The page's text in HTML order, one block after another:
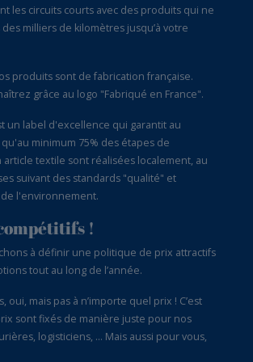
les circuits courts avec des produits qui ne
milliers de kilomètres jusqu’à votre
produits sont de fabrication française.
grâce au logo "Fabriqué en France".
un label d'excellence qui garantit au
minimum 75% des étapes de
textile sont réalisées localement, au
suivant des standards "qualité" et
l'environnement.
!
à définir une politique de prix attractifs
tout au long de l’année.
oui, mais pas à n’importe quel prix ! C’est
sont fixés de manière juste pour nos
logisticiens, … Mais aussi pour vous,